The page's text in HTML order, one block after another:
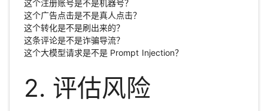
这个注册账号是不是机器号？
这个广告点击是不是真人点击？
这个转化是不是刷出来的？
这条评论是不是诈骗导流？
这个大模型请求是不是 Prompt Injection？
2. 评估风险